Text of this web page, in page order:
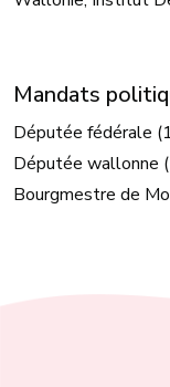
Mandats
Députée fédérale
Députée wallonne
Bourgmestre de